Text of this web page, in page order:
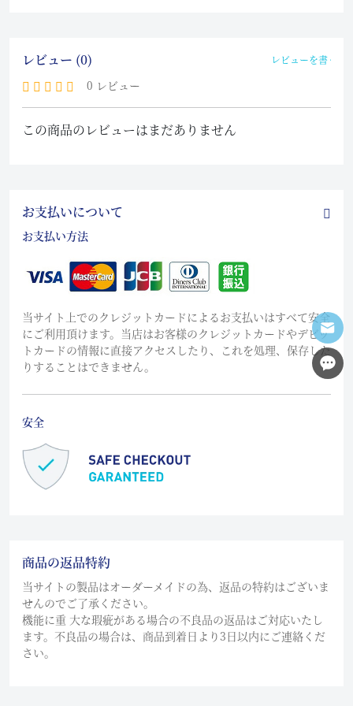
レビュー (0) レビューを書く
0 レビュー
この商品のレビューはまだありません
お支払いについて
お支払い方法
当サイト上でのクレジットカードによるお支払いはすべて安全
にご利用頂けます。当店はお客様のクレジットカードやデビッ
トカードの情報に直接アクセスしたり、これを処理、保存した
りすることはできません。
安全
商品の返品特約
当サイトの製品はオーダーメイドの為、返品の特約はございま
せんのでご了承ください。
機能に重 大な瑕疵がある場合の不良品の返品はご対応いたし
ます。不良品の場合は、商品到着日より3日以内にご連絡くだ
さい。